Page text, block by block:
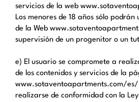
servicios de la web
Los menores de 18 años sólo
de la Web
supervisión de un progenitor o un
e) El usuario se compromete a
de los contenidos y servicios de la
www.sotaventoapartments.com/es/
realizarse de conformidad con la